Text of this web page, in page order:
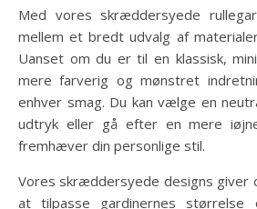
Med vores skræddersyede
mellem et bredt udvalg af
Uanset om du er til en klassisk,
mere farverig og mønstret
enhver smag. Du kan vælge en
udtryk eller gå efter en mere
fremhæver din personlige stil.
Vores skræddersyede designs giver
at tilpasse gardinernes